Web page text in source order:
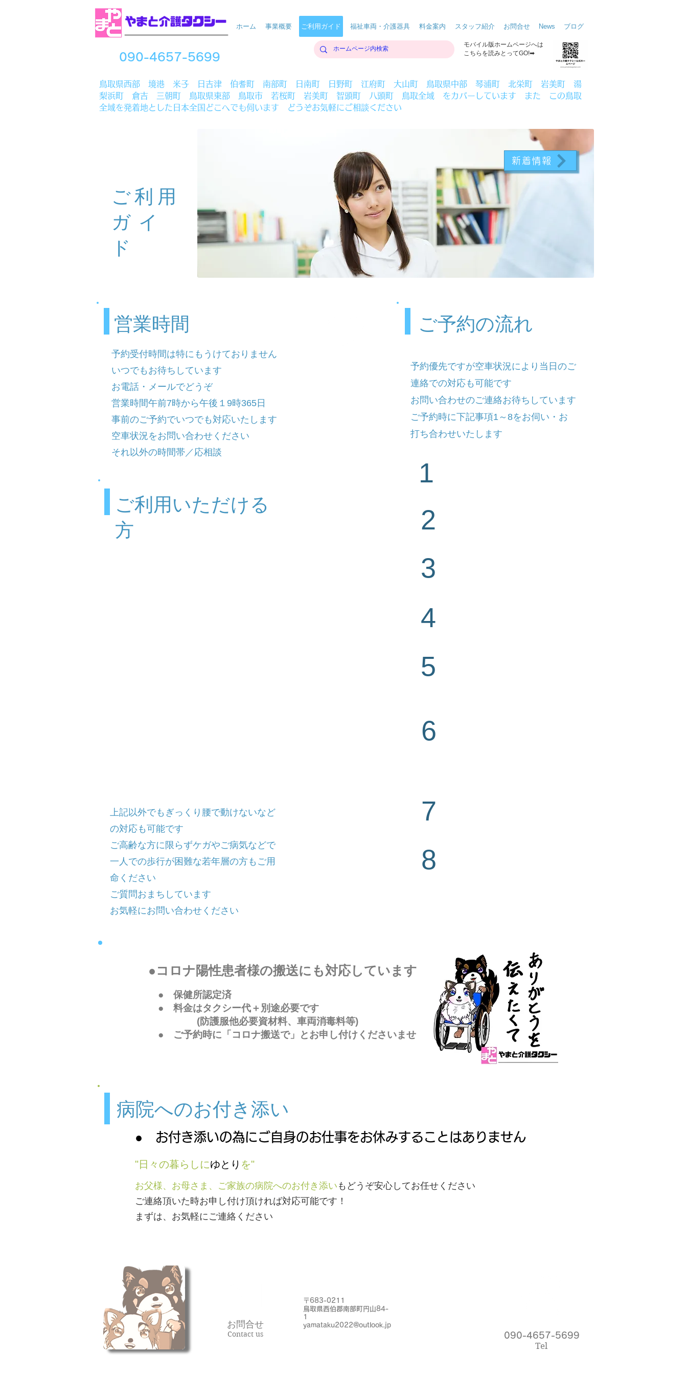
ホーム 事業概要 ご利用ガイド 福祉車両・介護器具 料金案内 スタッフ紹介 お問合せ News ブログ
090-4657-5699
​モバイル版ホームページへは
こちらを読みとってGO!➡
​鳥取県西部 境港 米子 日吉津 伯耆町 南部町 日南町 日野町 江府町 大山町 鳥取県中部 琴浦町 北栄町 岩美町 湯
梨浜町 倉吉 三朝町 鳥取県東部 鳥取市 若桜町 岩美町 智頭町 八頭町 鳥取全域 をカバーしています
また この鳥取
全域を発着地とした日本全国どこへでも伺います どうぞお気軽にご相談ください
ご利用
ガ イ
ド
新着情報
営業時間
予約受付時間は特にもうけておりません
いつでもお待ちしています
​​お電話・メールでどうぞ
営業時間午前7時から午後１9時365日
事前のご予約でいつでも対応いたします
​​空車状況をお問い合わせください
​それ以外の時間帯／応相談
ご利用いただける
方
上記以外でもぎっくり腰で動けないなど
の対応も可能です
​ご高齢な方に限らずケガやご病気などで
一人での歩行が困難な若年層の方もご用
命ください
ご質問おまちしています
​お気軽にお問い合わせください
ご予約の流れ
予約優先ですが空車状況により当日のご
連絡での対応も可能です
お問い合わせのご連絡お待ちしています
​ご予約時に下記事項1～8をお伺い・お
打ち合わせいたします
1
2
3
4
5
6
7
8
​●コロナ陽性患者様の搬送にも対応しています
● 保健所認定済
● 料金はタクシー代＋別途必要です
​ (防護服他必要資材料、車両消毒料等)
​● ご予約時に「コロナ搬送で」とお申し付けくださいませ
​病院へのお付き添い
● お付き添いの為にご自身のお仕事をお休みすることはありません
"日々の暮らしにゆとり を"
お父様、お母さま、ご家族の病院へのお付き添い もどうぞ安心してお任せください
ご連絡頂いた時お申し付け頂ければ対応可能です！
​まずは、お気軽にご連絡ください
お問合せ
Contact us
〒683-0211
鳥取県西伯郡南部町円山84-
1
yamataku2022@outlook.jp
090-4657-5699
Tel